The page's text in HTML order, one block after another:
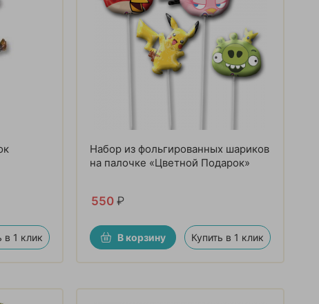
в 1 клик
Набор из фольгированных шариков
на палочке «Цветной Подарок»
550 ₽
В корзину Купить в 1 клик